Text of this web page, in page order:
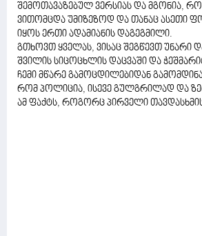
შემოთავაზებულ ვერსიას და მგონია,
ვითომცდა უმიზეზოდ და თანაც ასეთი
იყოს ერთი ადამიანის დაგეგმილი.
გთხოვთ ყველას, ვისაც შეგწევთ უნარი
შვილის სიცოცხლის დაცვაში და
ჩემი მწარე გამოცდილებიდან
რომ პოლიცია, ისევე გულგრილად და
ამ ფაქტს, როგორც პირველი